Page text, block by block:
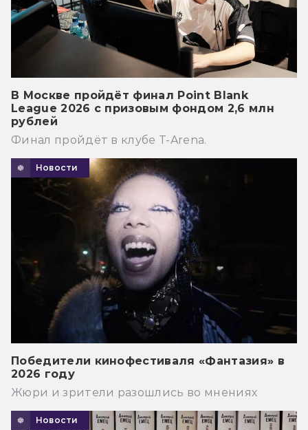
В Москве пройдёт финал Point Blank
League 2026 с призовым фондом 2,6 млн
рублей
Финал пройдёт в клубе T-Arena.
Новости
Победители кинофестиваля «Фантазия» в
2026 году
Жюри и зрители разошлись во мнениях
Новости